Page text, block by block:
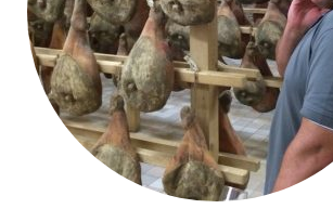
Punti di vista e approfondimenti
Contatti